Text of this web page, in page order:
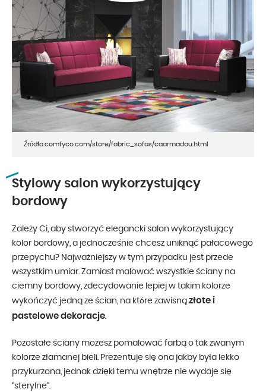
Źródło:comfyco.com/store/fabric_sofas/caarmadau.html
Stylowy salon wykorzystujący
bordowy
Zależy Ci, aby stworzyć elegancki salon wykorzystujący
kolor bordowy, a jednocześnie chcesz uniknąć pałacowego
przepychu? Najważniejszy w tym przypadku jest przede
wszystkim umiar. Zamiast malować wszystkie ściany na
ciemny bordowy, zdecydowanie lepiej w takim kolorze
wykończyć jedną ze ścian, na które zawisną złote i
pastelowe dekoracje.
Pozostałe ściany możesz pomalować farbą o tak zwanym
kolorze złamanej bieli. Prezentuje się ona jakby była lekko
przykurzona, jednak dzięki temu wnętrze nie wydaje się
“sterylne”.